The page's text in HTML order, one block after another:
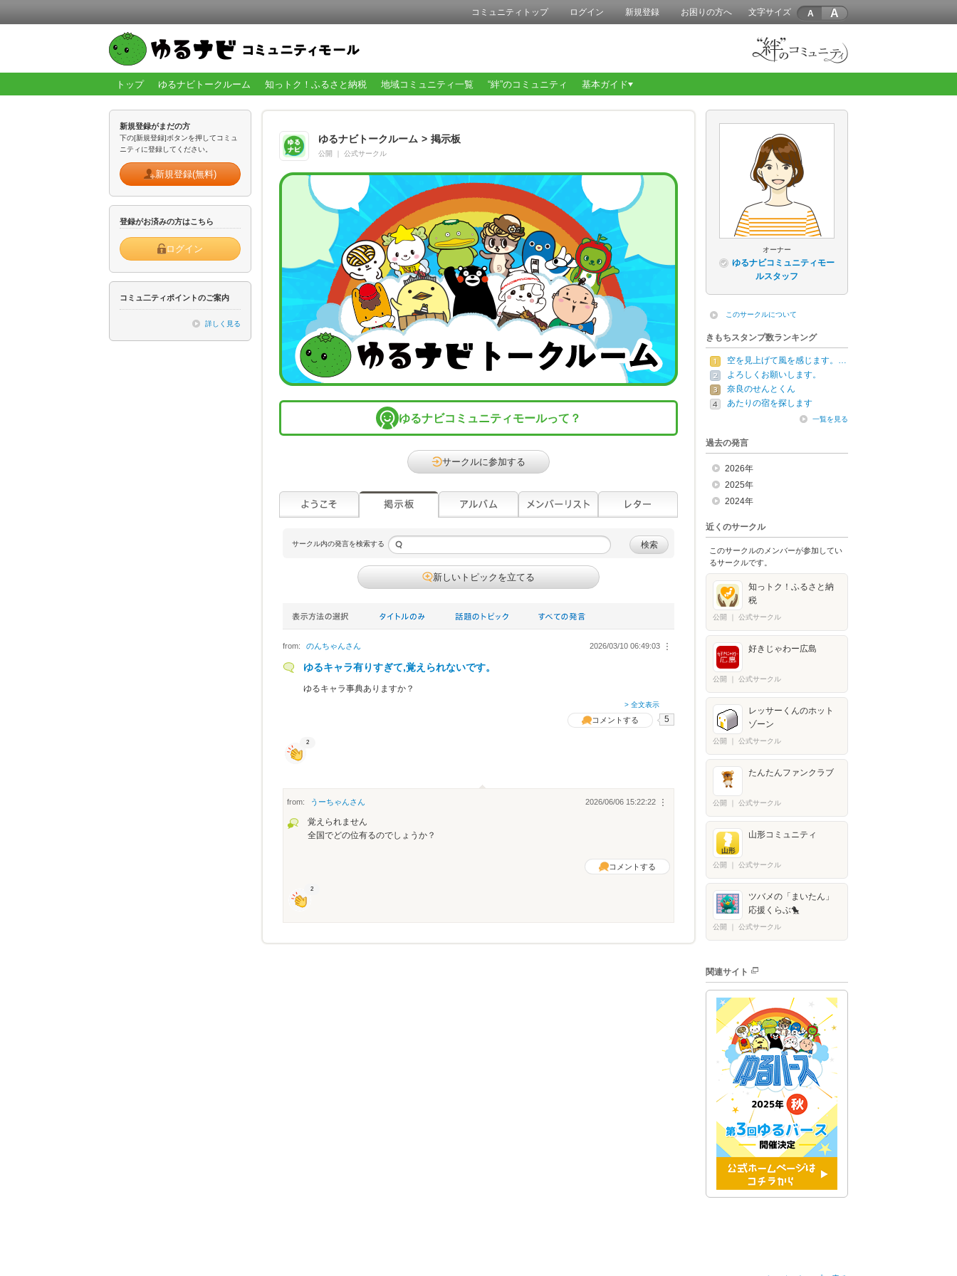
コミュニティトップ ログイン 新規登録 お困りの方へ 文字サイズ A
トップ ゆるナビトークルーム 知っトク！ふるさと納税 地域コミュニティ一覧 “絆”のコミュニティ 基本ガイド
新規登録がまだの方
下の[新規登録]ボタンを押してコミュ
ニティに登録してください。
新規登録(無料)
登録がお済みの方はこちら
ログイン
コミュ二ティポイントのご案内
詳しく見る
ゆるナビトークルーム > 掲示板
公開 公式サークル
ゆるナビコミュニティモールって？
サークルに参加する
サークル内の発言を検索する 検索
新しいトピックを立てる
from: のんちゃんさん ︙
2026/03/10 06:49:03
ゆるキャラ有りすぎて,覚えられないです。
ゆるキャラ事典ありますか？
> 全文表示
コメントする 5
2
from: うーちゃんさん ︙
2026/06/06 15:22:22
覚えられません
全国でどの位有るのでしょうか？
コメントする
2
オーナー
ゆるナビコミュニティモー
ルスタッフ
このサークルについて
きもちスタンプ数ランキング
空を見上げて風を感じます。…
よろしくお願いします。
奈良のせんとくん
あたりの宿を探します
一覧を見る
過去の発言
2026年
2025年
2024年
近くのサークル
このサークルのメンバーが参加してい
るサークルです。
知っトク！ふるさと納
税
公開 公式サークル
好きじゃわー広島
公開 公式サークル
レッサーくんのホット
ゾーン
公開 公式サークル
たんたんファンクラブ
公開 公式サークル
山形コミュニティ
公開 公式サークル
ツバメの「まいたん」
応援くらぶ🐤
公開 公式サークル
関連サイト